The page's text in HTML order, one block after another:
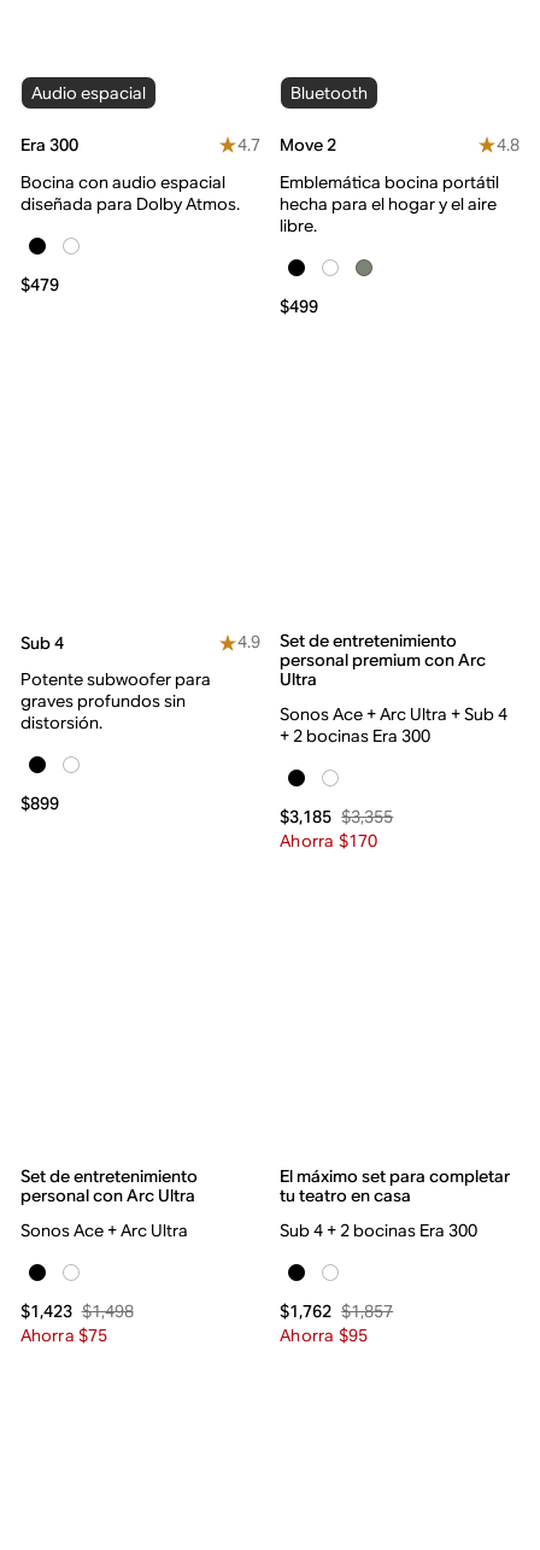
Audio espacial
Era 300
4.7
Bocina con audio espacial
diseñada para Dolby Atmos.
$479
Bluetooth
Move 2
4.8
Emblemática bocina portátil
hecha para el hogar y el aire
libre.
$499
Sub 4
4.9
Potente subwoofer para
graves profundos sin
distorsión.
$899
Set de entretenimiento
personal premium con Arc
Ultra
Sonos Ace + Arc Ultra + Sub 4
+ 2 bocinas Era 300
$3,185 $3,355
Ahorra $170
Set de entretenimiento
personal con Arc Ultra
Sonos Ace + Arc Ultra
$1,423 $1,498
Ahorra $75
El máximo set para completar
tu teatro en casa
Sub 4 + 2 bocinas Era 300
$1,762 $1,857
Ahorra $95